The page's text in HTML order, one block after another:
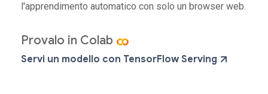
l'apprendimento automatico con solo un browser web.
Provalo in Colab
Servi un modello con TensorFlow Serving